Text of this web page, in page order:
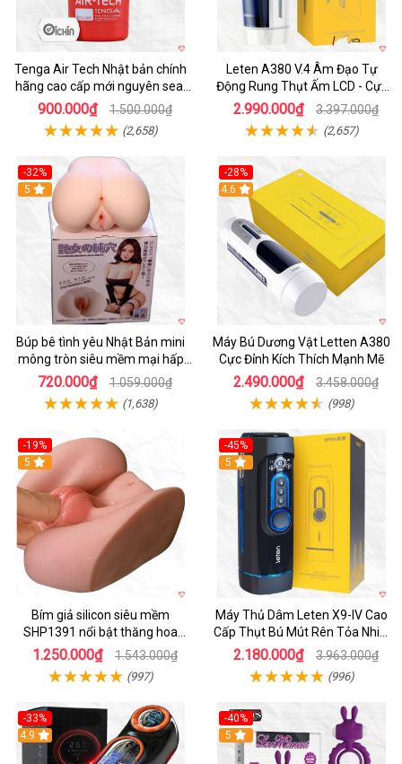
Tenga Air Tech Nhật bản chính
hãng cao cấp mới nguyên seal
giá tốt
900.000₫ 1.500.000₫
(2,658)
Leten A380 V.4 Âm Đạo Tự
Động Rung Thụt Ấm LCD - Cực
Phê
2.990.000₫ 3.397.000₫
(2,657)
-32%
Hot
5
Búp bê tình yêu Nhật Bản mini
mông tròn siêu mềm mại hấp
dẫn
720.000₫ 1.059.000₫
(1,638)
-28%
Hot
4.6
Máy Bú Dương Vật Letten A380
Cực Đỉnh Kích Thích Mạnh Mẽ
2.490.000₫ 3.458.000₫
(998)
-19%
Hot
5
Bím giả silicon siêu mềm
SHP1391 nổi bật thăng hoa
hoàn hảo
1.250.000₫ 1.543.000₫
(997)
-45%
Hot
5
Máy Thủ Dâm Leten X9-IV Cao
Cấp Thụt Bú Mút Rên Tỏa Nhiệt
Sạc Pin
2.180.000₫ 3.963.000₫
(996)
-33%
Hot
4.9
-40%
5